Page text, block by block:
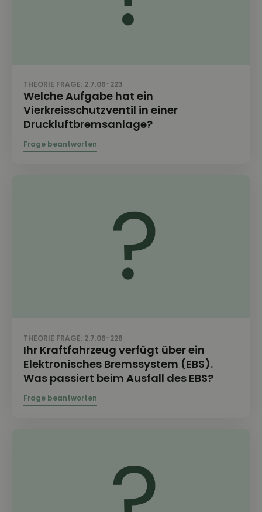
THEORIE FRAGE: 2.7.06-223
Welche Aufgabe hat ein
Vierkreisschutzventil in einer
Druckluftbremsanlage?
THEORIE FRAGE: 2.7.06-228
Ihr Kraftfahrzeug verfügt über ein
Elektronisches Bremssystem (EBS).
Was passiert beim Ausfall des EBS?